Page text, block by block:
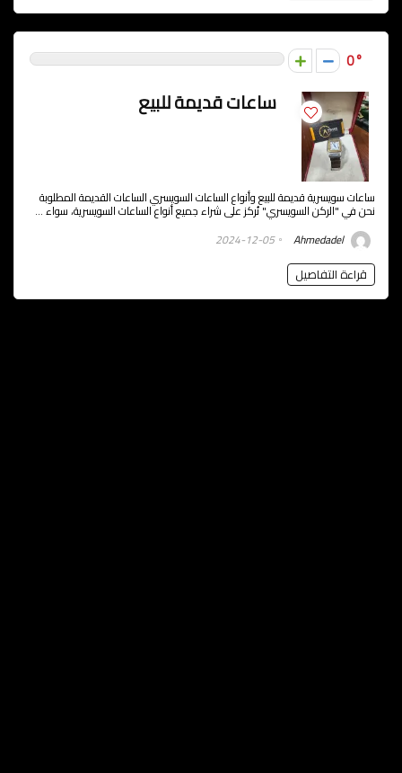
0
ساعات قديمة للبيع
ساعات سويسرية قديمة للبيع وأنواع الساعات السويسري الساعات القديمة المطلوبة
نحن في "الركن السويسري" نُركز على شراء جميع أنواع الساعات السويسرية، سواء ...
Ahmedadel
2024-12-05
قراءة التفاصيل